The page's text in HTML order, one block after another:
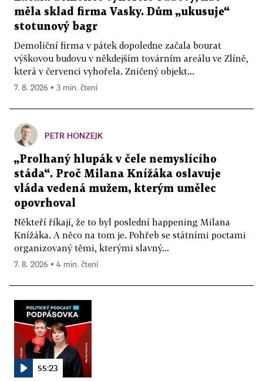
měla sklad firma Vasky. Dům „ukusuje“
stotunový bagr
Demoliční firma v pátek dopoledne začala bourat
výškovou budovu v někdejším továrním areálu ve Zlíně,
která v červenci vyhořela. Zničený objekt...
7. 8. 2026 ▪ 3 min. čtení
PETR HONZEJK
„Prolhaný hlupák v čele nemyslícího
stáda“. Proč Milana Knížáka oslavuje
vláda vedená mužem, kterým umělec
opovrhoval
Někteří říkají, že to byl poslední happening Milana
Knížáka. A něco na tom je. Pohřeb se státními poctami
organizovaný těmi, kterými slavný...
7. 8. 2026 ▪ 4 min. čtení
55:23